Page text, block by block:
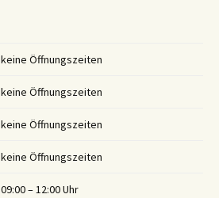
keine Öffnungszeiten
keine Öffnungszeiten
keine Öffnungszeiten
keine Öffnungszeiten
09:00 – 12:00 Uhr